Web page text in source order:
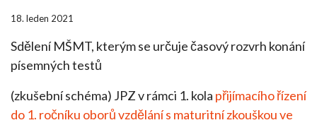
18. leden 2021
Sdělení MŠMT, kterým se určuje časový rozvrh konání
písemných testů
(zkušební schéma) JPZ v rámci 1. kola přijímacího řízení
do 1. ročníku oborů vzdělání s maturitní zkouškou ve